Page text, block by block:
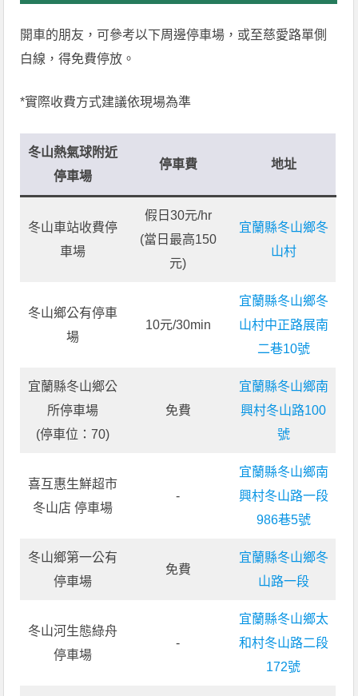
開車的朋友，可參考以下周邊停車場，或至慈愛路單側
白線，得免費停放。
*實際收費方式建議依現場為準
冬山熱氣球附近
停車場
停車費 地址
冬山車站收費停
車場
假日30元/hr
(當日最高150
元)
宜蘭縣冬山鄉冬
山村
冬山鄉公有停車
場
10元/30min
宜蘭縣冬山鄉冬
山村中正路展南
二巷10號
宜蘭縣冬山鄉公
所停車場
(停車位：70)
免費
宜蘭縣冬山鄉南
興村冬山路100
號
喜互惠生鮮超市
冬山店 停車場
-
宜蘭縣冬山鄉南
興村冬山路一段
986巷5號
冬山鄉第一公有
停車場
免費
宜蘭縣冬山鄉冬
山路一段
冬山河生態綠舟
停車場
-
宜蘭縣冬山鄉太
和村冬山路二段
172號